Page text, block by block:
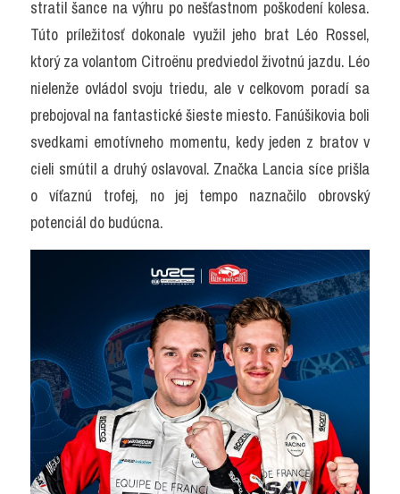
stratil šance na výhru po nešťastnom poškodení kolesa.
Túto príležitosť dokonale využil jeho brat Léo Rossel,
ktorý za volantom Citroënu predviedol životnú jazdu. Léo
nielenže ovládol svoju triedu, ale v celkovom poradí sa
prebojoval na fantastické šieste miesto. Fanúšikovia boli
svedkami emotívneho momentu, kedy jeden z bratov v
cieli smútil a druhý oslavoval. Značka Lancia síce prišla
o víťaznú trofej, no jej tempo naznačilo obrovský
potenciál do budúcna.